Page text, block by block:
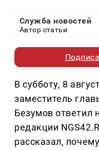
Служба новостей
Автор статьи
В субботу, 8
заместитель
Безумов ответил
редакции
рассказал,